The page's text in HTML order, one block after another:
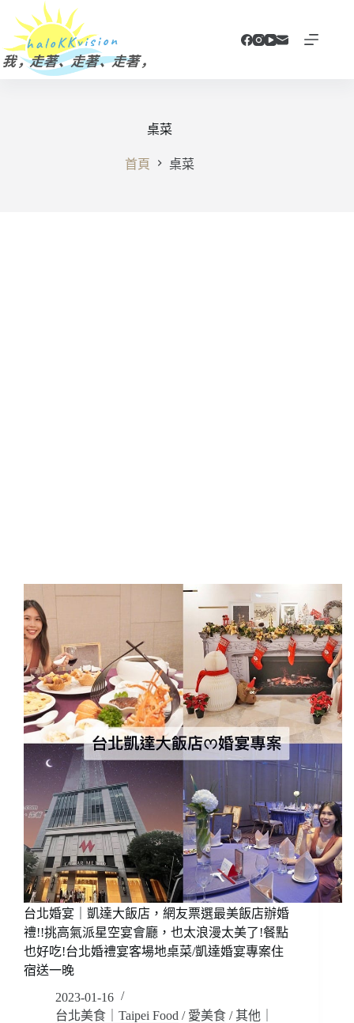
主
要
桌菜
首頁 桌菜
台北婚宴｜凱達大飯店，網友票選最美飯店辦婚
禮!!挑高氣派星空宴會廳，也太浪漫太美了!餐點
也好吃!台北婚禮宴客場地桌菜/凱達婚宴專案住
宿送一晚
2023-01-16
台北美食｜Taipei Food / 愛美食 /其他｜